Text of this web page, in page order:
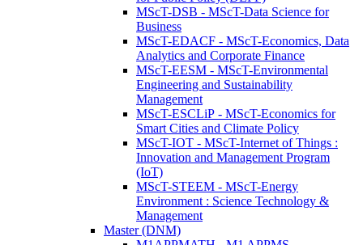
MScT-DSB - MScT-Data Science for
Business
MScT-EDACF - MScT-Economics, Data
Analytics and Corporate Finance
MScT-EESM - MScT-Environmental
Engineering and Sustainability
Management
MScT-ESCLiP - MScT-Economics for
Smart Cities and Climate Policy
MScT-IOT - MScT-Internet of Things :
Innovation and Management Program
(IoT)
MScT-STEEM - MScT-Energy
Environment : Science Technology &
Management
Master (DNM)